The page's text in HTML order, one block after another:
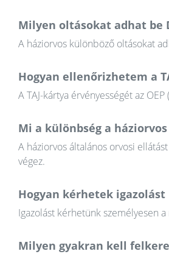
Milyen oltásokat adhat be
A háziorvos különböző oltásokat
Hogyan ellenőrizhetem a
A TAJ-kártya érvényességét az
Mi a különbség a
A háziorvos általános orvosi
végez.
Hogyan kérhetek
Igazolást kérhetünk személyesen
Milyen gyakran kell